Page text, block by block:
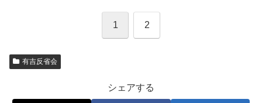
1 2
有吉反省会
シェアする